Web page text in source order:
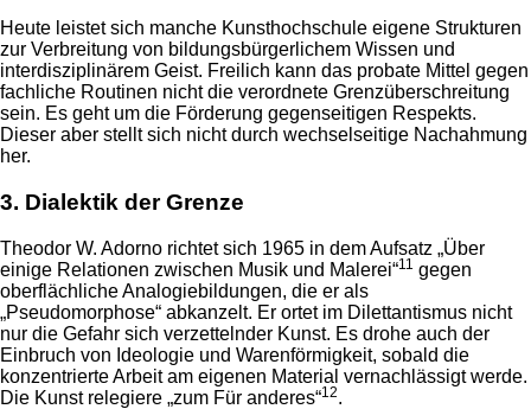
Heute leistet sich manche Kunsthochschule eigene Strukturen
zur Verbreitung von bildungsbürgerlichem Wissen und
interdisziplinärem Geist. Freilich kann das probate Mittel gegen
fachliche Routinen nicht die verordnete Grenzüberschreitung
sein. Es geht um die Förderung gegenseitigen Respekts.
Dieser aber stellt sich nicht durch wechselseitige Nachahmung
her.
3. Dialektik der Grenze
Theodor W. Adorno richtet sich 1965 in dem Aufsatz „Über
einige Relationen zwischen Musik und Malerei“11 gegen
oberflächliche Analogiebildungen, die er als
„Pseudomorphose“ abkanzelt. Er ortet im Dilettantismus nicht
nur die Gefahr sich verzettelnder Kunst. Es drohe auch der
Einbruch von Ideologie und Warenförmigkeit, sobald die
konzentrierte Arbeit am eigenen Material vernachlässigt werde.
Die Kunst relegiere „zum Für anderes“12.